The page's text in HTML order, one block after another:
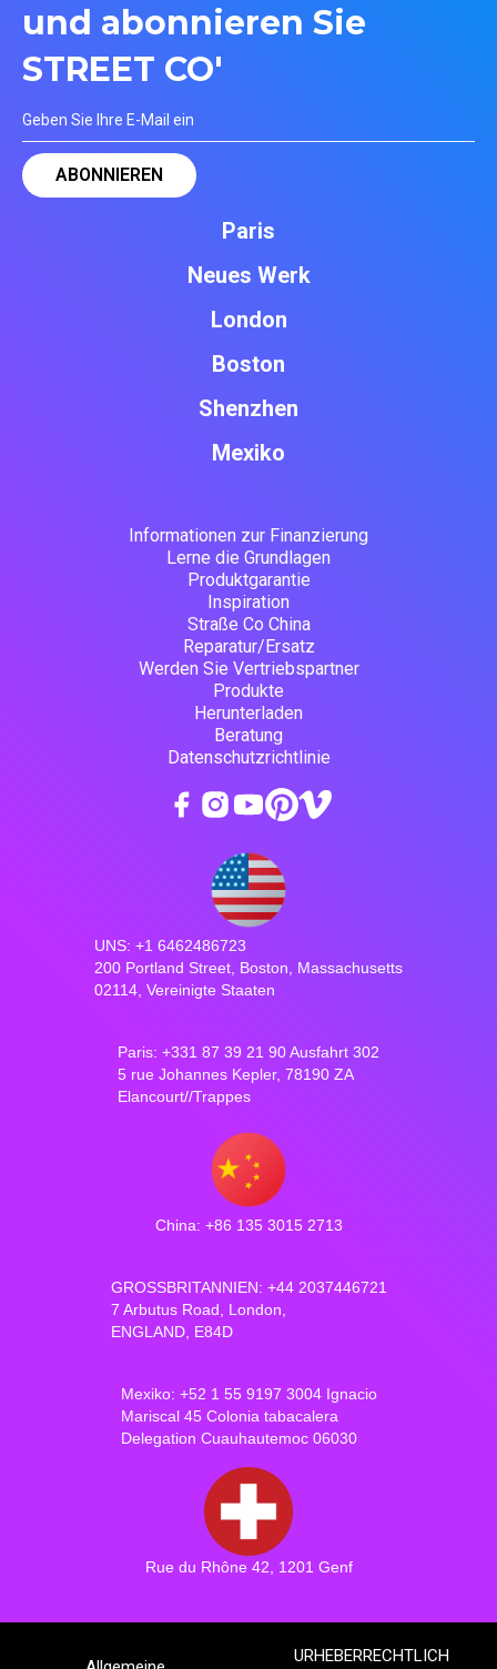
und abonnieren Sie
STREET CO'
Paris
Neues Werk
London
Boston
Shenzhen
Mexiko
Informationen zur Finanzierung
Lerne die Grundlagen
Produktgarantie
Inspiration
Straße Co China
Reparatur/Ersatz
Werden Sie Vertriebspartner
Produkte
Herunterladen
Beratung
Datenschutzrichtlinie
UNS: +1 6462486723
200 Portland Street, Boston, Massachusetts
02114, Vereinigte Staaten
Paris: +331 87 39 21 90 Ausfahrt 302
5 rue Johannes Kepler, 78190 ZA
Elancourt//Trappes
China: +86 135 3015 2713
GROSSBRITANNIEN: +44 2037446721
7 Arbutus Road, London,
ENGLAND, E84D
Mexiko: +52 1 55 9197 3004 Ignacio
Mariscal 45 Colonia tabacalera
Delegation Cuauhautemoc 06030
Rue du Rhône 42, 1201 Genf
URHEBERRECHTLICH